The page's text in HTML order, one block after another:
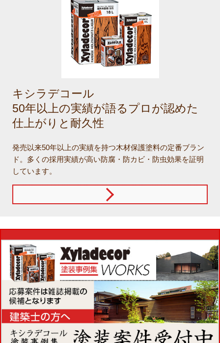
キシラデコール
50年以上の実績が語るプロが認めた
仕上がりと耐久性
発売以来50年以上の実績を持つ木材保護塗料の定番ブラン
ド。多くの採用実績が高い防腐・防カビ・防虫効果を証明
しています。